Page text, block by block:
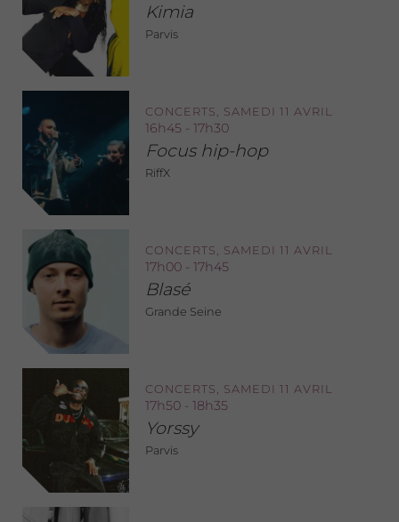
Kimia
Parvis
CONCERTS, SAMEDI 11 AVRIL
16h45 - 17h30
Focus hip-hop
RiffX
CONCERTS, SAMEDI 11 AVRIL
17h00 - 17h45
Blasé
Grande Seine
CONCERTS, SAMEDI 11 AVRIL
17h50 - 18h35
Yorssy
Parvis